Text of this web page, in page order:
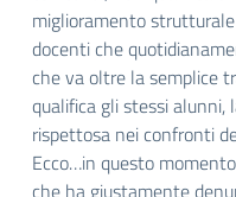
miglioramento
docenti che
che va oltre la semplice
qualifica gli stessi alunni,
rispettosa nei confronti
Ecco…in questo
che ha giustamente